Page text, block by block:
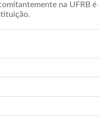
na UFRB